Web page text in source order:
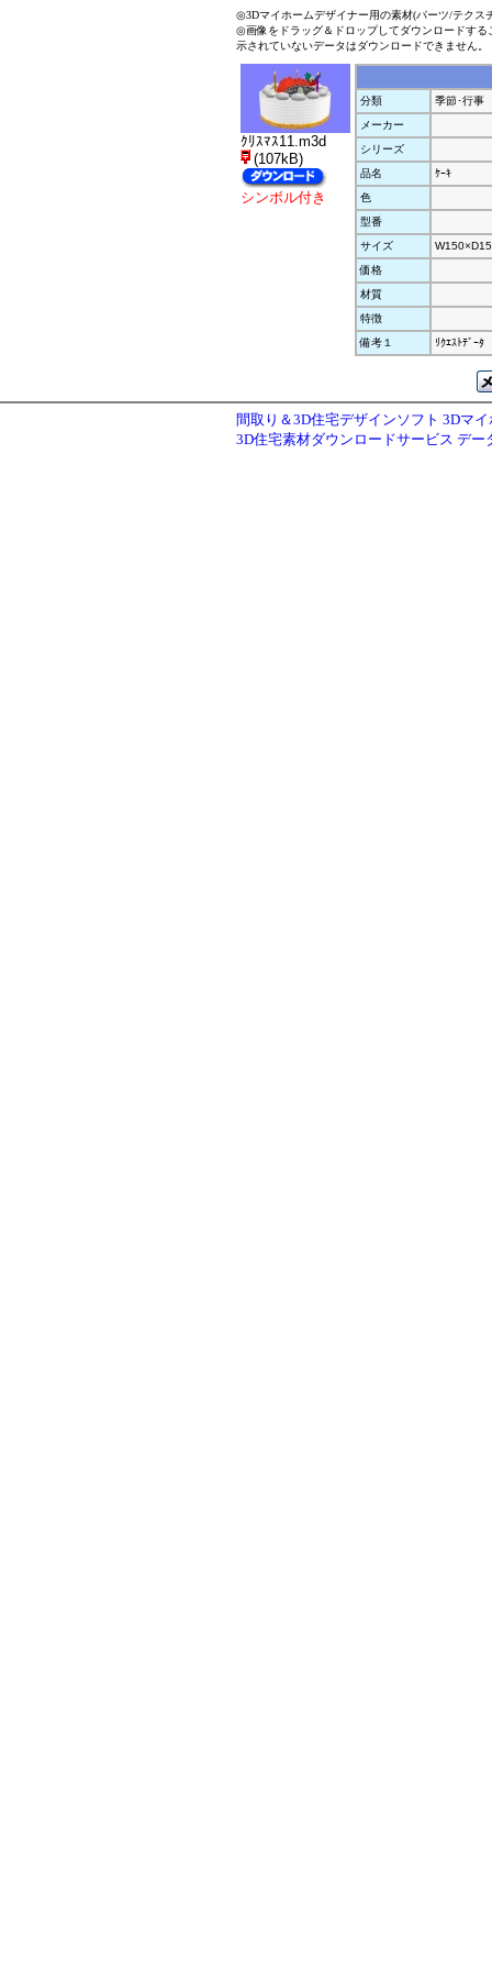
◎3Dマイホームデザイナー用の素材(パーツ/テクス
◎画像をドラッグ＆ドロップしてダウンロードす
示されていないデータはダウンロードできません。
ｸﾘｽﾏｽ11.m3d
(107kB)
シンボル付き
分類
季節･行事
メーカー
シリーズ
品名
ｹｰｷ
色
型番
サイズ
価格
材質
特徴
備考１
ﾘｸｴｽﾄﾃﾞｰﾀ
間取り＆3D住宅デザインソフト 3Dマ
3D住宅素材ダウンロードサービス デー